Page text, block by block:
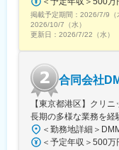
変更の範囲：会社
掲載予定期間： 2026/7/9（
2026/10/7（水）
更新日： 2026/7/22（水）
合同会社
【東京都港区】クリ
長期の多様な業務を経